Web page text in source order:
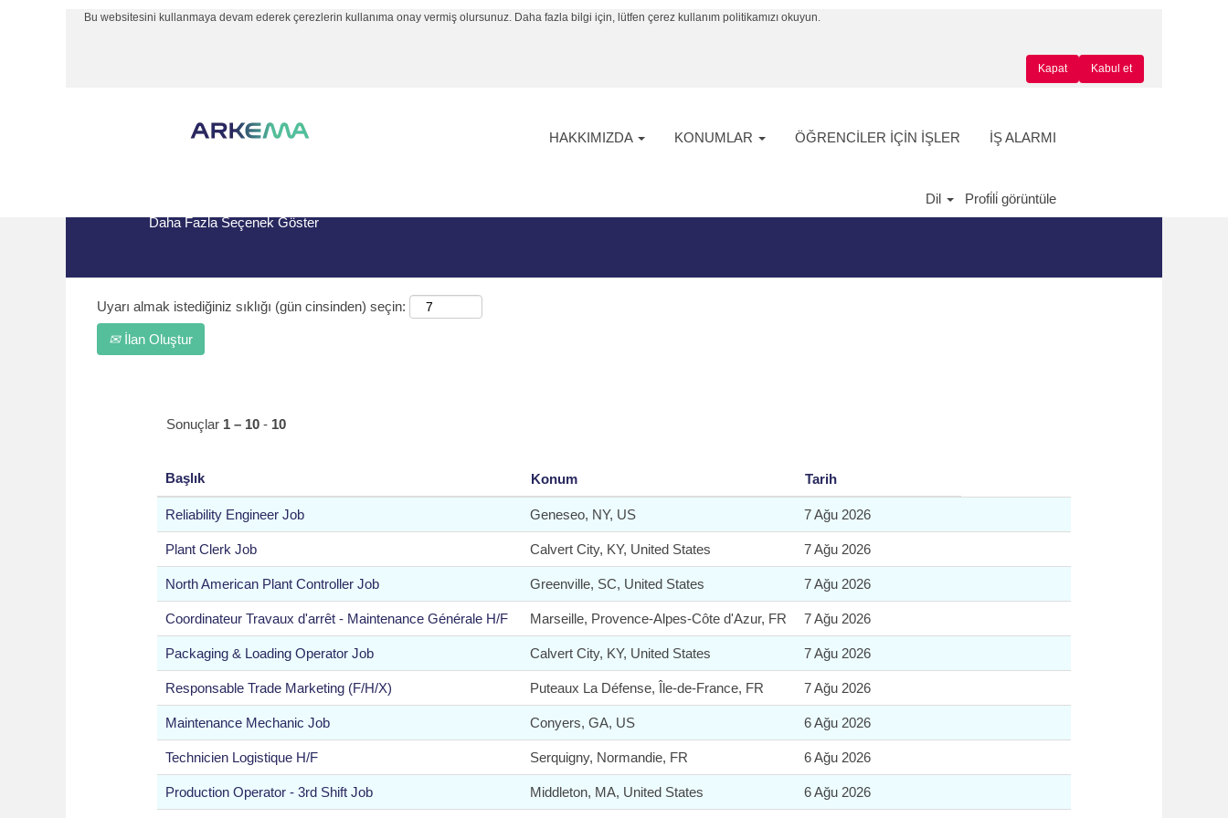
Bu websitesini kullanmaya devam ederek çerezlerin kullanıma onay vermiş olursunuz. Daha fazla bilgi için, lütfen çerez kullanım politikamızı okuyun.
Kabul et
Kapat
HAKKIMIZDA KONUMLAR ÖĞRENCİLER İÇİN İŞLER İŞ ALARMI
Dil Profi̇li̇ görüntüle
Ana Sayfa | Arkema bünyesindeki Argentina(mevcut
Arkema tarafından yayınlanan son 10 iş ilanı sizin için aşağıda listelendi.
Daha Fazla Seçenek Göster
Uyarı almak istediğiniz sıklığı (gün cinsinden) seçin:
İlan Oluştur
Sonuçlar 1 – 10 - 10
Başlık Konum Tarih
Reliability Engineer Job Geneseo, NY, US 7 Ağu 2026
Plant Clerk Job Calvert City, KY, United States 7 Ağu 2026
North American Plant Controller Job Greenville, SC, United States 7 Ağu 2026
Coordinateur Travaux d'arrêt - Maintenance Générale H/F Marseille, Provence-Alpes-Côte d'Azur, FR 7 Ağu 2026
Packaging & Loading Operator Job Calvert City, KY, United States 7 Ağu 2026
Responsable Trade Marketing (F/H/X) Puteaux La Défense, Île-de-France, FR 7 Ağu 2026
Maintenance Mechanic Job Conyers, GA, US 6 Ağu 2026
Technicien Logistique H/F Serquigny, Normandie, FR 6 Ağu 2026
Production Operator - 3rd Shift Job Middleton, MA, United States 6 Ağu 2026